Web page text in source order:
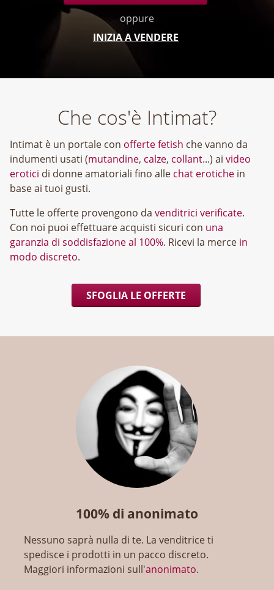
oppure
INIZIA A VENDERE
Che cos'è Intimat?
Intimat è un portale con offerte fetish che vanno da
indumenti usati (mutandine, calze, collant...) ai video
erotici di donne amatoriali fino alle chat erotiche in
base ai tuoi gusti.
Tutte le offerte provengono da venditrici verificate.
Con noi puoi effettuare acquisti sicuri con una
garanzia di soddisfazione al 100%. Ricevi la merce in
modo discreto.
SFOGLIA LE OFFERTE
100% di anonimato
Nessuno saprà nulla di te. La venditrice ti
spedisce i prodotti in un pacco discreto.
Maggiori informazioni sull'anonimato.